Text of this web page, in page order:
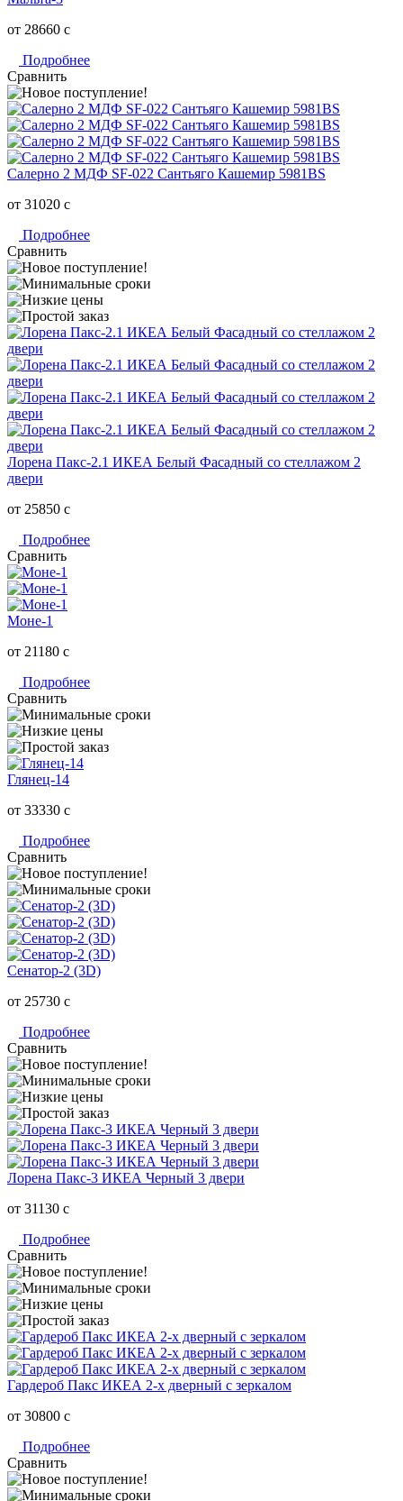
от 28660 c
Подробнее
Сравнить
Салерно 2 МДФ SF-022 Сантьяго Кашемир 5981BS
от 31020 c
Подробнее
Сравнить
Лорена Пакс-2.1 ИКЕА Белый Фасадный со стеллажом 2
двери
от 25850 c
Подробнее
Сравнить
Моне-1
от 21180 c
Подробнее
Сравнить
Глянец-14
от 33330 c
Подробнее
Сравнить
Сенатор-2 (3D)
от 25730 c
Подробнее
Сравнить
Лорена Пакс-3 ИКЕА Черный 3 двери
от 31130 c
Подробнее
Сравнить
Гардероб Пакс ИКЕА 2-х дверный c зеркалом
от 30800 c
Подробнее
Сравнить